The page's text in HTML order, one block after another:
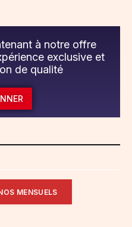
à notre offre
exclusive et
de qualité
MENSUELS